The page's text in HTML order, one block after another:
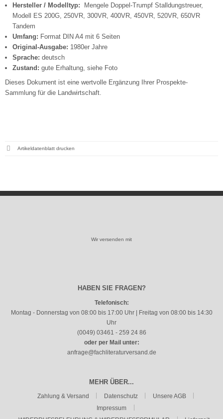
Hersteller / Modelltyp: Mengele Doppel-Trumpf Stalldungstreuer,
Modell ES 200G, 250VR, 300VR, 400VR, 450VR, 520VR, 650VR
Tandem
Umfang: Format DIN A4 mit 6 Seiten
Original-Ausgabe: 1980er Jahre
Sprache: deutsch
Zustand: gute Erhaltung, siehe Foto
Dieses Dokument ist eine wertvolle Ergänzung Ihrer Prospekte-
Sammlung für die Landwirtschaft.
Artikeldatenblatt drucken
Wir versenden mit
HABEN SIE FRAGEN?
Telefonisch:
Montag - Donnerstag von 08:00 bis 17:00 Uhr | Freitag von 08:00 bis 14:30
Uhr
(0049) 03461 - 259 24 86
oder per Mail unter:
anfrage@fachliteraturversand.de
MEHR ÜBER...
Zahlung & Versand Datenschutz
Unsere AGB
Impressum